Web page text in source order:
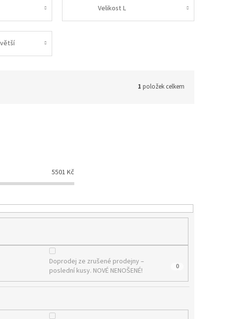
Velikost L
větší
1 položek celkem
5501 Kč
Doprodej ze zrušené prodejny –
poslední kusy. NOVÉ NENOŠENÉ!
0